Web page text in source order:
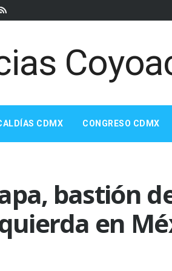
CDMX CONGRESO CDMX
bastión
en